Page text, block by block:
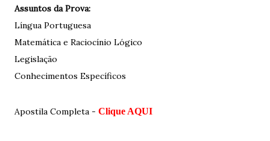
Assuntos da Prova:
Língua Portuguesa
Matemática e Raciocínio Lógico
Legislação
Conhecimentos Específicos
Apostila Completa - Clique AQUI